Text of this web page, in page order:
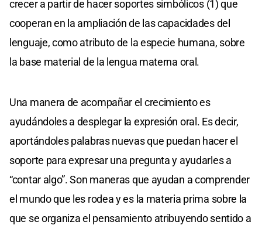
crecer a partir de hacer soportes simbólicos (1) que
cooperan en la ampliación de las capacidades del
lenguaje, como atributo de la especie humana, sobre
la base material de la lengua materna oral.
Una manera de acompañar el crecimiento es
ayudándoles a desplegar la expresión oral. Es decir,
aportándoles palabras nuevas que puedan hacer el
soporte para expresar una pregunta y ayudarles a
“contar algo”. Son maneras que ayudan a comprender
el mundo que les rodea y es la materia prima sobre la
que se organiza el pensamiento atribuyendo sentido a